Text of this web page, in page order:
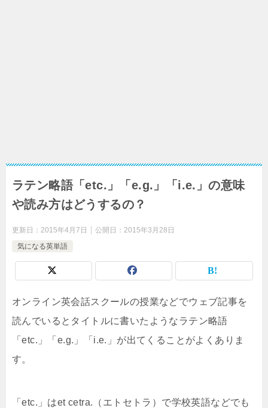
ラテン略語「etc.」「e.g.」「i.e.」の意味
や読み方はどうするの？
更新日： 2015年4月7日 公開日： 2015年3月28日
気になる英単語
オンライン英会話スクールの授業などでウェブ記事を
読んでいるとタイトルに書いたようなラテン略語
「etc.」「e.g.」「i.e.」が出てくることがよくありま
す。
「etc.」はet cetra.（エトセトラ）で学校英語などでも